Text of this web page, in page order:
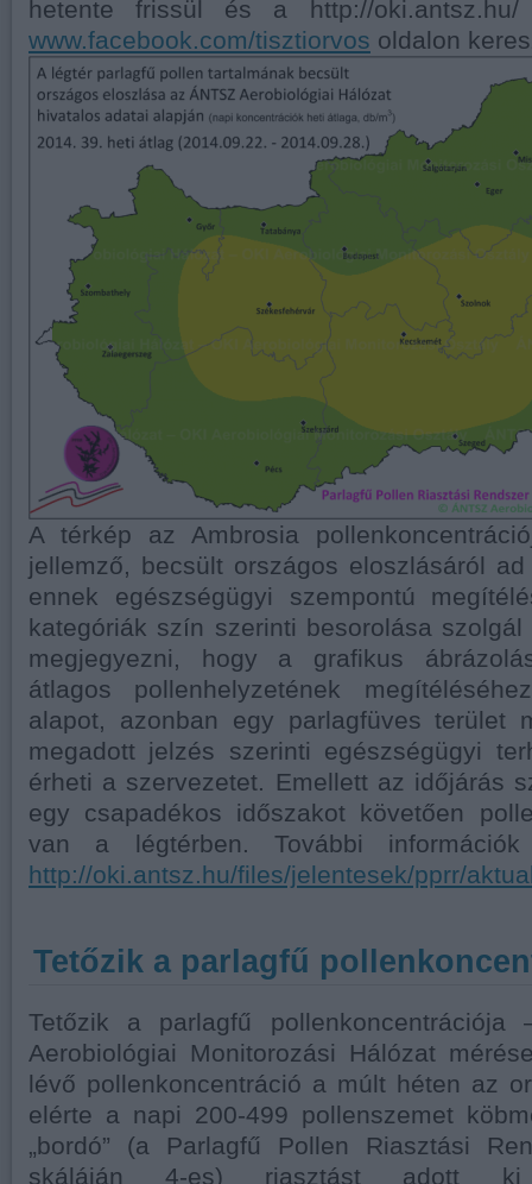
hetente frissül és a http://
www.facebook.com/tisztiorvos oldalon
A térkép az Ambrosia
jellemző, becsült országos eloszlásáról
ennek egészségügyi szempontú
kategóriák szín szerinti besorolása
megjegyezni, hogy a grafikus
átlagos pollenhelyzetének
alapot, azonban egy parlagfüves terület
megadott jelzés szerinti egészségügyi
érheti a szervezetet. Emellett az időjárás
egy csapadékos időszakot követően
van a légtérben. További
http://oki.antsz.hu/files/jelentesek/pprr/
Tetőzik a parlagfű
Tetőzik a parlagfű
Aerobiológiai Monitorozási Hálózat
lévő pollenkoncentráció a múlt héten az
elérte a napi 200-499 pollenszemet
„bordó” (a Parlagfű Pollen Riasztási
skáláján 4-es) riasztást adott